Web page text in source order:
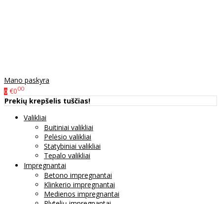
Mano paskyra
0 €000
Prekių krepšelis tuščias!
Valikliai
Buitiniai valikliai
Pelėsio valikliai
Statybiniai valikliai
Tepalo valikliai
Impregnantai
Betono impregnantai
Klinkerio impregnantai
Medienos impregnantai